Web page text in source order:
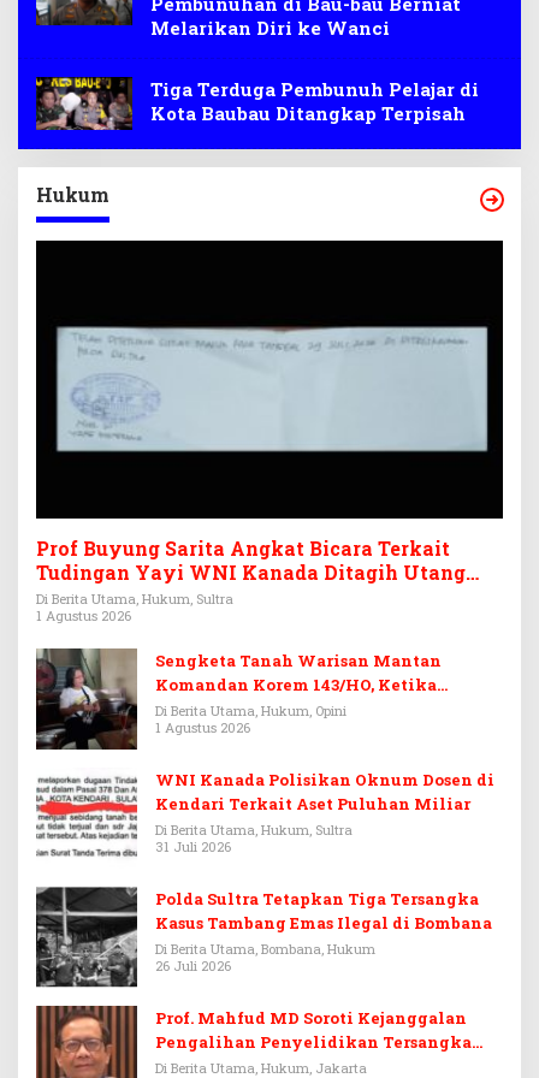
Melarikan Diri ke Wanci
Tiga Terduga Pembunuh Pelajar di
Kota Baubau Ditangkap Terpisah
Hukum
Prof Buyung Sarita Angkat Bicara Terkait
Tudingan Yayi WNI Kanada Ditagih Utang
Rp3,6 Miliar
Di Berita Utama, Hukum, Sultra
1 Agustus 2026
Sengketa Tanah Warisan Mantan
Komandan Korem 143/HO, Ketika
Warisan Menjadi Arena Pemerasan
Di Berita Utama, Hukum, Opini
1 Agustus 2026
WNI Kanada Polisikan Oknum Dosen di
Kendari Terkait Aset Puluhan Miliar
Di Berita Utama, Hukum, Sultra
31 Juli 2026
Polda Sultra Tetapkan Tiga Tersangka
Kasus Tambang Emas Ilegal di Bombana
Di Berita Utama, Bombana, Hukum
26 Juli 2026
Prof. Mahfud MD Soroti Kejanggalan
Pengalihan Penyelidikan Tersangka
Febrie Adriansyah
Di Berita Utama, Hukum, Jakarta